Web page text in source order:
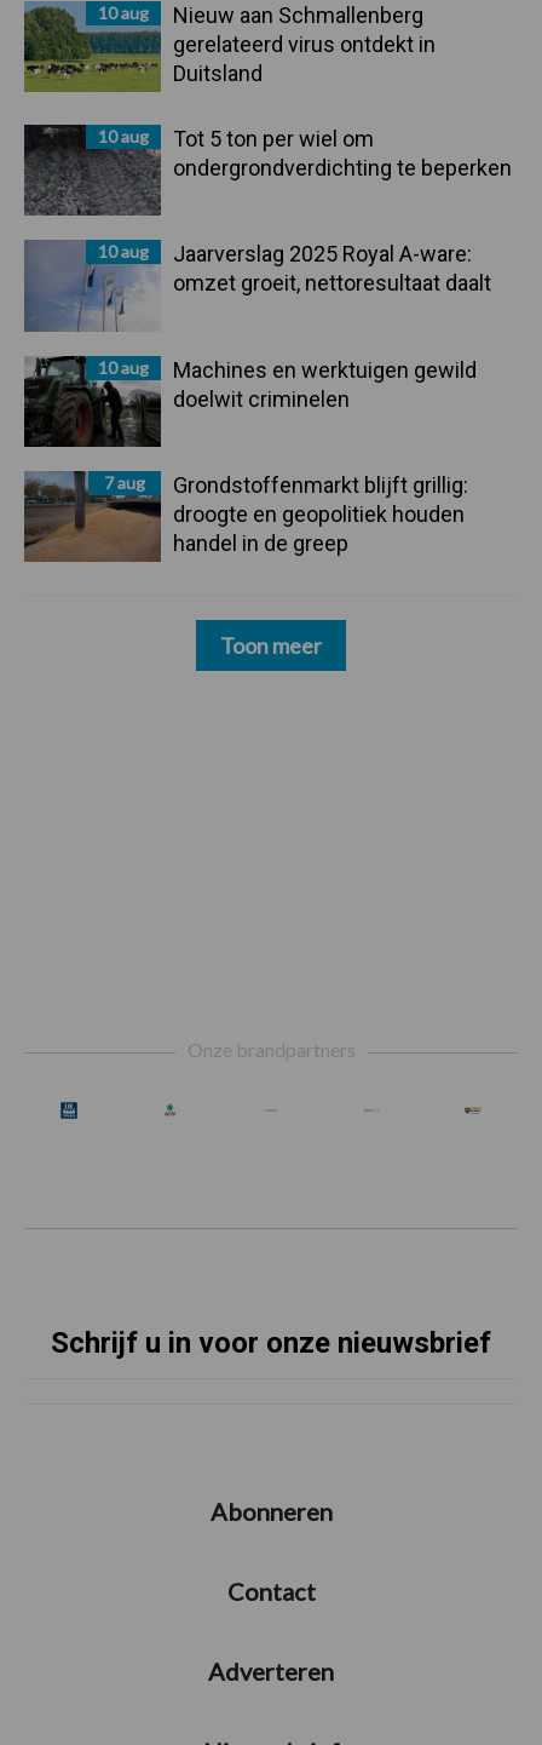
10 aug
Nieuw aan Schmallenberg
gerelateerd virus ontdekt in
Duitsland
10 aug
Tot 5 ton per wiel om
ondergrondverdichting te beperken
10 aug
Jaarverslag 2025 Royal A-ware:
omzet groeit, nettoresultaat daalt
10 aug
Machines en werktuigen gewild
doelwit criminelen
7 aug
Grondstoffenmarkt blijft grillig:
droogte en geopolitiek houden
handel in de greep
Toon meer
Onze brandpartners
Schrijf u in voor onze nieuwsbrief
Abonneren
Contact
Adverteren